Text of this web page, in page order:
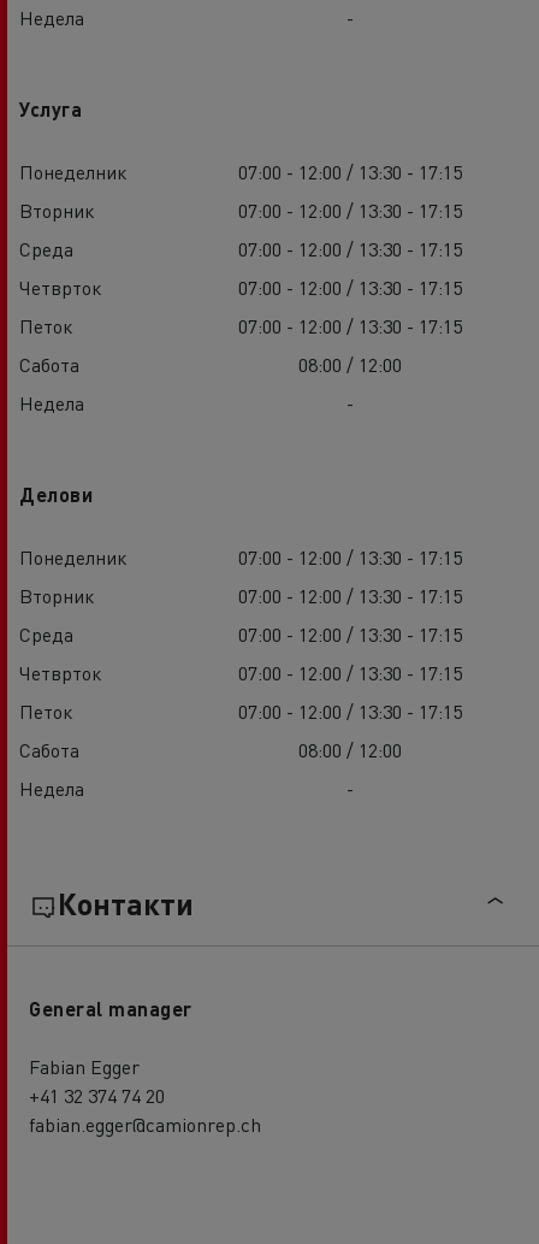
Недела
-
Услуга
Понеделник
07:00 - 12:00 / 13:30 - 17:15
Вторник
07:00 - 12:00 / 13:30 - 17:15
Среда
07:00 - 12:00 / 13:30 - 17:15
Четврток
07:00 - 12:00 / 13:30 - 17:15
Петок
07:00 - 12:00 / 13:30 - 17:15
Сабота
08:00 / 12:00
Недела
-
Делови
Понеделник
07:00 - 12:00 / 13:30 - 17:15
Вторник
07:00 - 12:00 / 13:30 - 17:15
Среда
07:00 - 12:00 / 13:30 - 17:15
Четврток
07:00 - 12:00 / 13:30 - 17:15
Петок
07:00 - 12:00 / 13:30 - 17:15
Сабота
08:00 / 12:00
Недела
-
Контакти
General manager
Fabian Egger
+41 32 374 74 20
fabian.egger@camionrep.ch